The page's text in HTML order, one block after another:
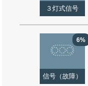
３灯式信号
6%
信号（故障）